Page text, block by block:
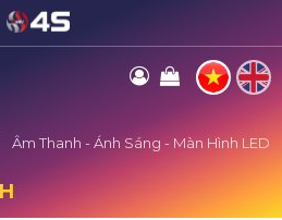
Âm Thanh - Ánh Sáng - Màn Hình LED